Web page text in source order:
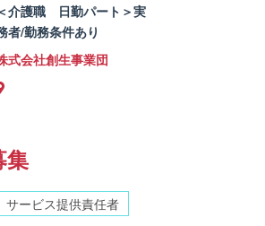
介護職 日勤パート＞実
者/勤務条件あり
式会社創生事業団
集
サービス提供責任者